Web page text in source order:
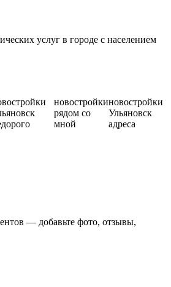
услуг в городе с населением
новостройки
рядом со
мной
новостройки
Ульяновск
адреса
— добавьте фото, отзывы,